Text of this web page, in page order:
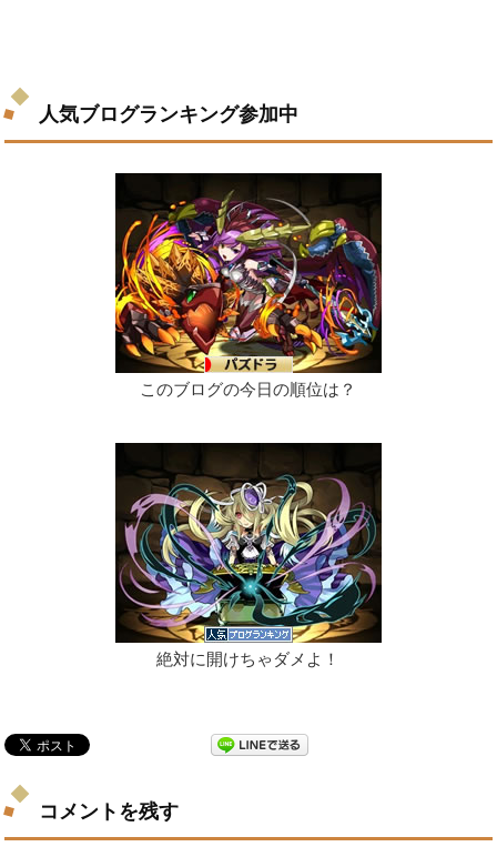
人気ブログランキング参加中
このブログの今日の順位は？
絶対に開けちゃダメよ！
コメントを残す